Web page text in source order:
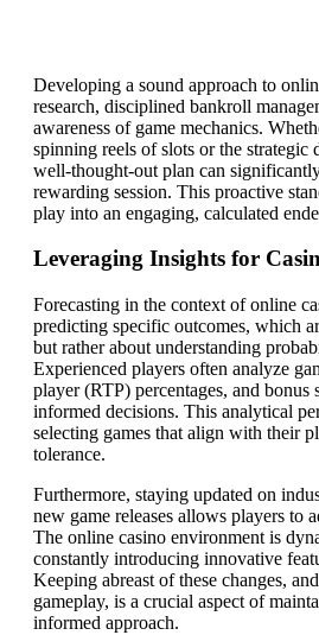
Developing a sound approach to
research, disciplined bankroll
awareness of game mechanics.
spinning reels of slots or the strategic
well-thought-out plan can
rewarding session. This proactive
play into an engaging, calculated
Leveraging Insights for
Forecasting in the context of online
predicting specific outcomes, which
but rather about understanding
Experienced players often analyze
player (RTP) percentages, and bonus
informed decisions. This analytical
selecting games that align with their
tolerance.
Furthermore, staying updated on
new game releases allows players to
The online casino environment is
constantly introducing innovative
Keeping abreast of these changes,
gameplay, is a crucial aspect of
informed approach.